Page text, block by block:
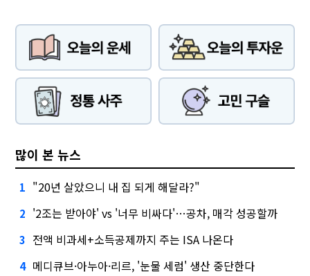
많이 본 뉴스
1 "20년 살았으니 내 집 되게 해달라?"
2 '2조는 받아야' vs '너무 비싸다'…공차, 매각 성공할까
3 전액 비과세+소득공제까지 주는 ISA 나온다
4 메디큐브·아누아·리르, '눈물 세럼' 생산 중단한다